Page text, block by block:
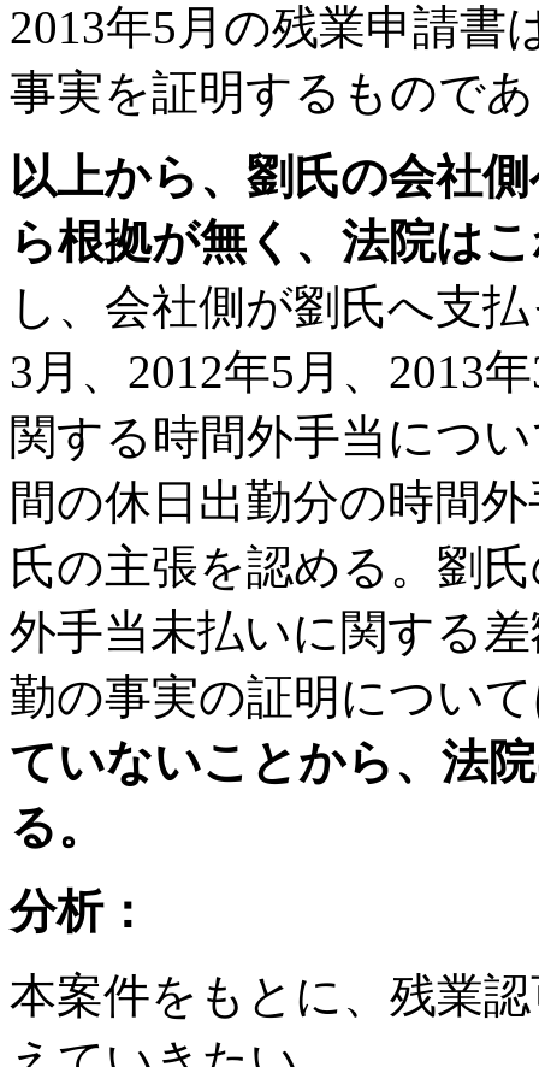
2013年5月の残業申請書
事実を証明するもので
以上から、劉氏の会社
ら根拠が無く、法院は
し、会社側が劉氏へ支
3月、2012年5月、2013
関する時間外手当につ
間の休日出勤分の時間
氏の主張を認める。劉
外手当未払いに関する
勤の事実の証明につ
ていないことから、法
る。
分析：
本案件をもとに、残業